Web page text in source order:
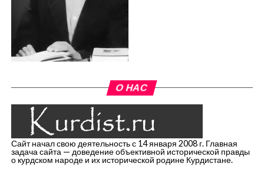
О НАС
Сайт начал свою деятельность с 14 января 2008 г. Главная
задача сайта — доведение объективной исторической правды
о курдском народе и их исторической родине Курдистане.